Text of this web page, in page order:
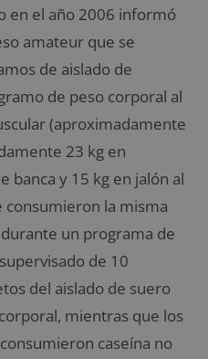
en el año 2006 informó
amateur que se
de aislado de
de peso corporal al
(aproximadamente
23 kg en
banca y 15 kg en jalón al
consumieron la misma
un programa de
de 10
del aislado de suero
mientras que los
caseína no